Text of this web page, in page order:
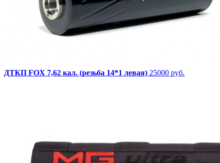
ДТКП FOX 7,62 кал. (резьба 14*1 левая) 25000 руб.